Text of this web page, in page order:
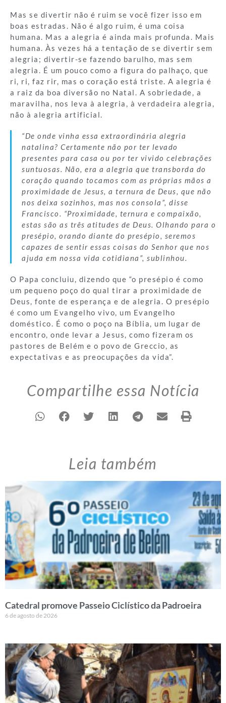
Mas se divertir não é ruim se você fizer isso em
boas estradas. Não é algo ruim, é uma coisa
humana. Mas a alegria é ainda mais profunda. Mais
humana. Às vezes há a tentação de se divertir sem
alegria; divertir-se fazendo barulho, mas sem
alegria. É um pouco como a figura do palhaço, que
ri, ri, faz rir, mas o coração está triste. A alegria é
a raiz da boa diversão no Natal. A sobriedade, a
maravilha, nos leva à alegria, à verdadeira alegria,
não à alegria artificial.
“De onde vinha essa extraordinária alegria
natalina? Certamente não por ter levado
presentes para casa ou por ter vivido celebrações
suntuosas. Não, era a alegria que transborda do
coração quando tocamos com as próprias mãos a
proximidade de Jesus, a ternura de Deus, que não
nos deixa sozinhos, mas nos consola”, disse
Francisco. “Proximidade, ternura e compaixão,
estas são as três atitudes de Deus. Olhando para o
presépio, orando diante do presépio, seremos
capazes de sentir essas coisas do Senhor que nos
ajuda em nossa vida cotidiana”, sublinhou.
O Papa concluiu, dizendo que “o presépio é como
um pequeno poço do qual tirar a proximidade de
Deus, fonte de esperança e de alegria. O presépio
é como um Evangelho vivo, um Evangelho
doméstico. É como o poço na Bíblia, um lugar de
encontro, onde levar a Jesus, como fizeram os
pastores de Belém e o povo de Greccio, as
expectativas e as preocupações da vida”.
Compartilhe essa Notícia
Leia também
Catedral promove Passeio Ciclístico da Padroeira
6 de agosto de 2026